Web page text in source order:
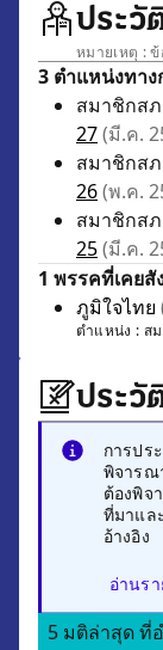
ประวั
หมายเหตุ :
3 ตำแหน่งทาง
สมาชิกส
27(มี.ค.
สมาชิกส
26(พ.ค.
สมาชิกส
25(มี.ค.
1 พรรคที่เคยสั
ภูมิใจไทย
ตำแหน่ง : ส
ประวั
การปร
พิจารณ
ต้องพิจ
ที่มาแล
อ้างอิง
อ่านร
5 มติล่าสุด ที่